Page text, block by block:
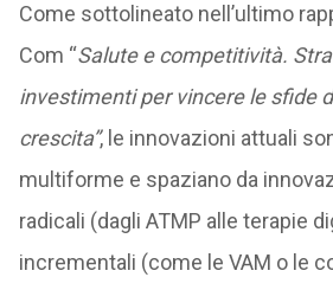
Come sottolineato nell’ultimo
Com “Salute e competitività.
investimenti per vincere le sfide
crescita”, le innovazioni attuali
multiforme e spaziano da
radicali (dagli ATMP alle terapie
incrementali (come le VAM o le